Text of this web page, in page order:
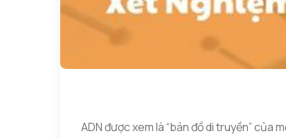
ADN được xem là “bản đồ di truyền”